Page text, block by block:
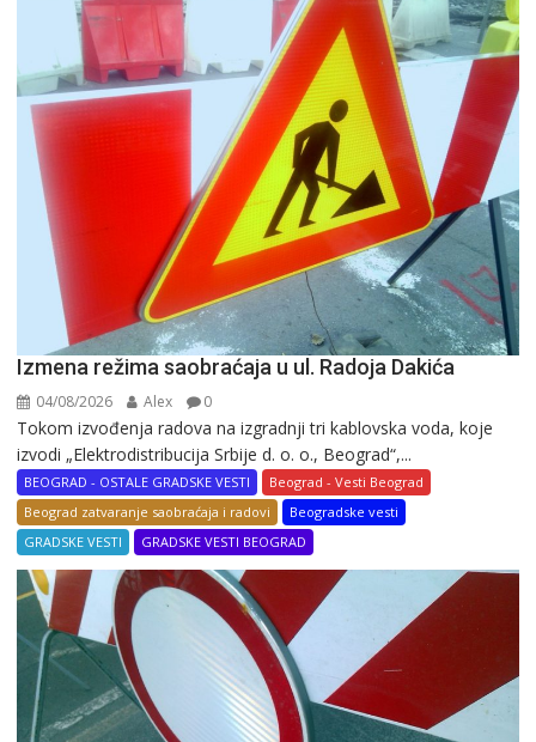
Izmena režima saobraćaja u ul. Radoja Dakića
04/08/2026 Alex 0
Tokom izvođenja radova na izgradnji tri kablovska voda, koje
izvodi „Elektrodistribucija Srbije d. o. o., Beograd“,...
BEOGRAD - OSTALE GRADSKE VESTI
Beograd - Vesti Beograd
Beograd zatvaranje saobraćaja i radovi
Beogradske vesti
GRADSKE VESTI
GRADSKE VESTI BEOGRAD